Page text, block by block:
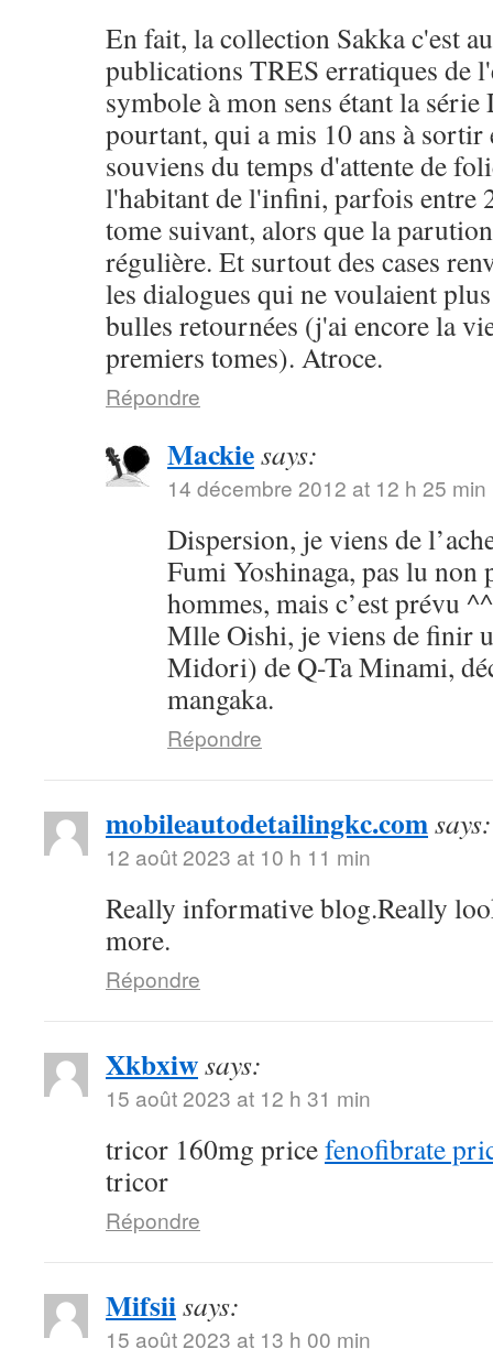
En fait, la collection Sakka c'est
publications TRES erratiques de
symbole à mon sens étant la
pourtant, qui a mis 10 ans à sortir
souviens du temps d'attente de
l'habitant de l'infini, parfois entre
tome suivant, alors que la
régulière. Et surtout des cases
les dialogues qui ne voulaient
bulles retournées (j'ai encore la
premiers tomes). Atroce.
Répondre
Mackiesays:
14 décembre 2012 at 12 h 25 min
Dispersion, je viens de
Fumi Yoshinaga, pas lu non
hommes, mais c’est prévu ^^
Mlle Oishi, je viens de finir
Midori) de Q-Ta Minami,
mangaka.
Répondre
mobileautodetailingkc.comsays:
12 août 2023 at 10 h 11 min
Really informative blog.Really
more.
Répondre
Xkbxiwsays:
15 août 2023 at 12 h 31 min
tricor 160mg pricefenofibrate
tricor
Répondre
Mifsiisays:
15 août 2023 at 13 h 00 min